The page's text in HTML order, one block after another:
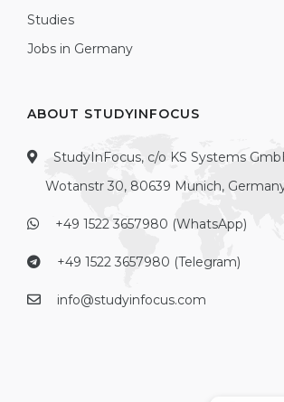
Studies
Jobs in Germany
ABOUT STUDYINFOCUS
StudyInFocus, c/o KS Systems
Wotanstr 30, 80639 Munich,
+49 1522 3657980 (WhatsApp)
+49 1522 3657980 (Telegram)
info@studyinfocus.com